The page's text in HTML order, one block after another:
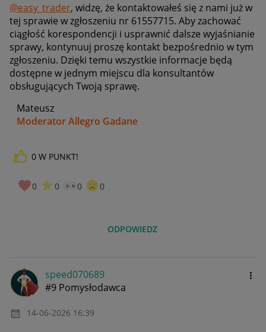
@easy_trader, widzę, że kontaktowałeś się z nami już w
tej sprawie w zgłoszeniu nr 61557715. Aby zachować
ciągłość korespondencji i usprawnić dalsze wyjaśnianie
sprawy, kontynuuj proszę kontakt bezpośrednio w tym
zgłoszeniu. Dzięki temu wszystkie informacje będą
dostępne w jednym miejscu dla konsultantów
obsługujących Twoją sprawę.
Mateusz
Moderator Allegro Gadane
0 W PUNKT!
0 0 0 0
ODPOWIEDZ
speed070689
#9 Pomysłodawca
‎14-06-2026 16:39